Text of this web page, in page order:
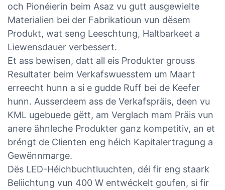
och Pionéierin beim Asaz vu gutt ausgewielte
Materialien bei der Fabrikatioun vun dësem
Produkt, wat seng Leeschtung, Haltbarkeet a
Liewensdauer verbessert.
Et ass bewisen, datt all eis Produkter grouss
Resultater beim Verkafswuesstem um Maart
erreecht hunn a si e gudde Ruff bei de Keefer
hunn. Ausserdeem ass de Verkafspräis, deen vu
KML ugebuede gëtt, am Verglach mam Präis vun
anere ähnleche Produkter ganz kompetitiv, an et
bréngt de Clienten eng héich Kapitalertragung a
Gewënnmarge.
Dës LED-Héichbuchtluuchten, déi fir eng staark
Beliichtung vun 400 W entwéckelt goufen, si fir